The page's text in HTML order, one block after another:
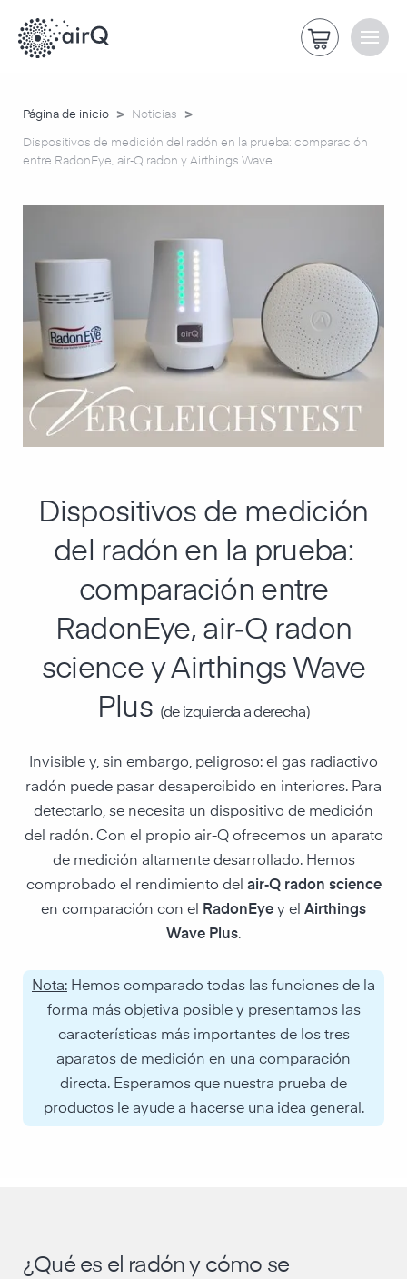
Página de inicio > Noticias >
Dispositivos de medición del radón en la prueba: comparación
entre RadonEye, air‑Q radon y Airthings Wave
Dispositivos de medición
del radón en la prueba:
comparación entre
RadonEye, air‑Q radon
science y Airthings Wave
Plus (de izquierda a derecha)
Invisible y, sin embargo, peligroso: el gas radiactivo
radón puede pasar desapercibido en interiores. Para
detectarlo, se necesita un dispositivo de medición
del radón. Con el propio air-Q ofrecemos un aparato
de medición altamente desarrollado. Hemos
comprobado el rendimiento del air‑Q radon science
en comparación con el
RadonEye y el Airthings
Wave Plus.
Nota: Hemos comparado todas las funciones de la
forma más objetiva posible y presentamos las
características más importantes de los tres
aparatos de medición en una comparación
directa. Esperamos que nuestra prueba de
productos le ayude a hacerse una idea general.
¿Qué es el radón y cómo se